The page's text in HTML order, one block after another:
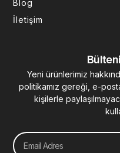
Blog
İletişim
Yeni ürünlerimiz
politikamız gereği, e-
kişilerle
Email